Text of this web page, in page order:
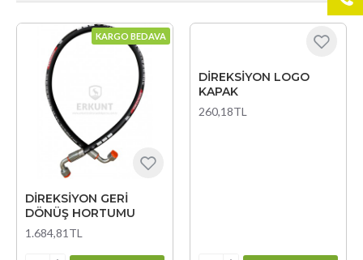
KARGO BEDAVA
DİREKSİYON GERİ
DÖNÜŞ HORTUMU
1.684,81TL
DİREKSİYON LOGO
KAPAK
260,18TL